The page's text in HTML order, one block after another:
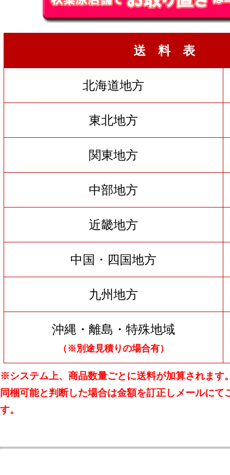
送 料 表
北海道地方
東北地方
関東地方
中部地方
近畿地方
中国・四国地方
九州地方
沖縄・離島・特殊地域
（※別途見積りの場合有）
※システム上、商品数量ごとに送料が加算されます
同梱可能と判断した場合は金額を訂正しメールにて
す。